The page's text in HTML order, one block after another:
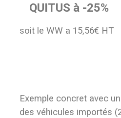
QUITUS à -25%
soit le WW a 15,56€ HT
Exemple concret avec
des véhicules importés